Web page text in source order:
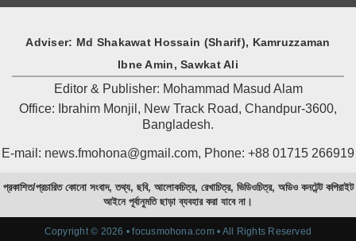
Adviser: Md Shakawat Hossain (Sharif), Kamruzzaman
Ibne Amin, Sawkat Ali
Editor & Publisher: Mohammad Masud Alam
Office: Ibrahim Monjil, New Track Road, Chandpur-3600,
Bangladesh.
E-mail: news.fmohona@gmail.com, Phone: +88 01715 266919
প্রকাশিত/প্রচারিত কোনো সংবাদ, তথ্য, ছবি, আলোকচিত্র, রেখাচিত্র, ভিডিওচিত্র, অডিও কনটেন্ট কপিরাইট
আইনে পূর্বানুমতি ছাড়া ব্যবহার করা যাবে না।
Copyright © 2026 • focusmohona.com • All Rights Reserved